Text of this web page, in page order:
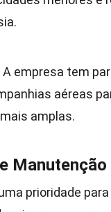
A empresa tem
aéreas
amplas.
Manutenção
prioridade para